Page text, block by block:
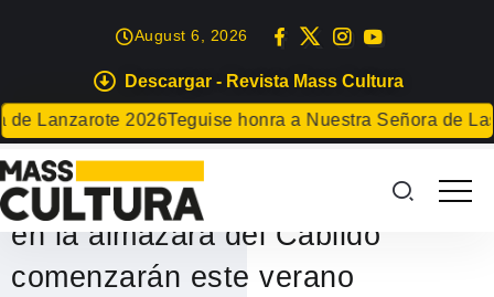
Descargar - Revista Mass Cultura
Lanzarote 2026Teguise honra a Nuestra Señora de Las
August 6, 2026
GASTRONOMÍA
Las primeras pruebas de
prensado y obtención de aceite
en la almazara del Cabildo
comenzarán este verano